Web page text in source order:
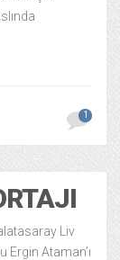
1
Liv
Ataman’ı